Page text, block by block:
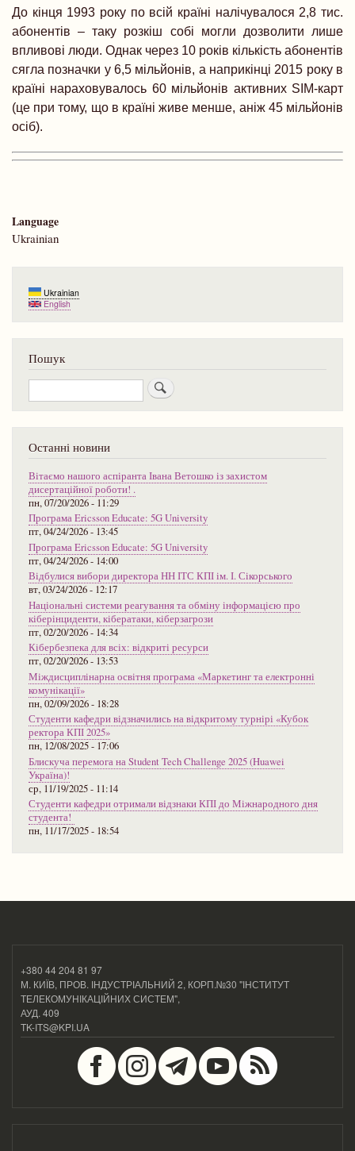
До кінця 1993 року по всій країні налічувалося 2,8 тис.
абонентів – таку розкіш собі могли дозволити лише
впливові люди. Однак через 10 років кількість абонентів
сягла позначки у 6,5 мільйонів, а наприкінці 2015 року в
країні нараховувалось 60 мільйонів активних SIM-карт
(це при тому, що в країні живе менше, аніж 45 мільйонів
осіб).
Language
Ukrainian
Ukrainian
English
Пошук
Пошук
Останні новини
Вітаємо нашого аспіранта Івана Ветошко із захистом
дисертаційної роботи! .
пн, 07/20/2026 - 11:29
Програма Ericsson Educate: 5G University
пт, 04/24/2026 - 13:45
Програма Ericsson Educate: 5G University
пт, 04/24/2026 - 14:00
Відбулися вибори директора НН ІТС КПІ ім. І. Сікорського
вт, 03/24/2026 - 12:17
Національні системи реагування та обміну інформацією про
кіберінциденти, кібератаки, кіберзагрози
пт, 02/20/2026 - 14:34
Кібербезпека для всіх: відкриті ресурси
пт, 02/20/2026 - 13:53
Міждисциплінарна освітня програма «Маркетинг та електронні
комунікації»
пн, 02/09/2026 - 18:28
Студенти кафедри відзначились на відкритому турнірі «Кубок
ректора КПІ 2025»
пн, 12/08/2025 - 17:06
Блискуча перемога на Student Tech Challenge 2025 (Huawei
Україна)!
ср, 11/19/2025 - 11:14
Студенти кафедри отримали відзнаки КПІ до Міжнародного дня
студента!
пн, 11/17/2025 - 18:54
+380 44 204 81 97
М. КИЇВ, ПРОВ. ІНДУСТРІАЛЬНИЙ 2, КОРП.№30 "ІНСТИТУТ
ТЕЛЕКОМУНІКАЦІЙНИХ СИСТЕМ",
АУД. 409
TK-ITS@KPI.UA